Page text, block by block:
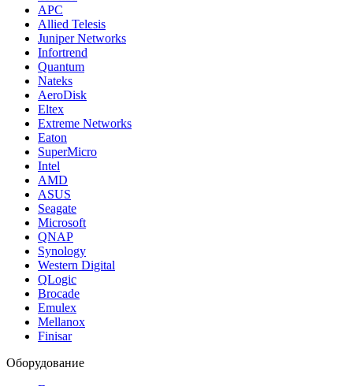
APC
Allied Telesis
Juniper Networks
Infortrend
Quantum
Nateks
AeroDisk
Eltex
Extreme Networks
Eaton
SuperMicro
Intel
AMD
ASUS
Seagate
Microsoft
QNAP
Synology
Western Digital
QLogic
Brocade
Emulex
Mellanox
Finisar
Оборудование